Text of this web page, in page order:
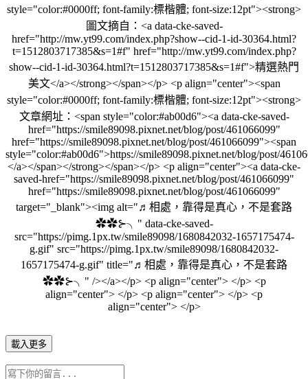
style="color:#0000ff; font-family:標楷體; font-size:12pt"><strong>
圖文摘自：<a data-cke-saved-
href="http://mw.yt99.com/index.php?show--cid-1-id-30364.html?
t=1512803717385&s=1#f" href="http://mw.yt99.com/index.php?
show--cid-1-id-30364.html?t=1512803717385&s=1#f">精選熱門
美文</a></strong></span></p> <p align="center"><span
style="color:#0000ff; font-family:標楷體; font-size:12pt"><strong>
文章網址：<span style="color:#ab00d6"><a data-cke-saved-
href="https://smile89098.pixnet.net/blog/post/461066099"
href="https://smile89098.pixnet.net/blog/post/461066099"><span
style="color:#ab00d6">https://smile89098.pixnet.net/blog/post/
</a></span></strong></span></p> <p align="center"><a data-cke-
saved-href="https://smile89098.pixnet.net/blog/post/461066099"
href="https://smile89098.pixnet.net/blog/post/461066099"
target="_blank"><img alt="♬相處，靠得是真心，不是套路
✿✿⊱╮" data-cke-saved-
src="https://pimg.1px.tw/smile89098/1680842032-1657175474-
g.gif" src="https://pimg.1px.tw/smile89098/1680842032-
1657175474-g.gif" title="♬相處，靠得是真心，不是套路
✿✿⊱╮" /></a></p> <p align="center"> </p> <p
align="center"> </p> <p align="center"> </p> <p
align="center"> </p>
載入更多